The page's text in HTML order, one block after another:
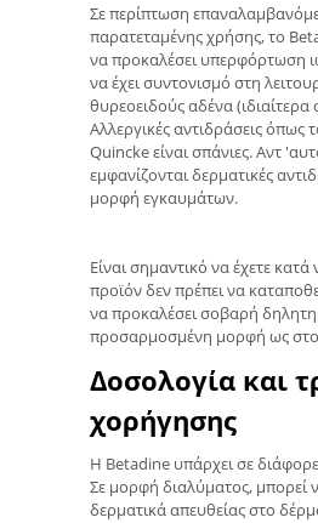
Σε περίπτωση
παρατεταμένης χρήσης, το
να προκαλέσει υπερφόρτωση
να έχει συντονισμό στη
θυρεοειδούς αδένα
Αλλεργικές αντιδράσεις όπως
Quincke είναι σπάνιες. Αντ
εμφανίζονται δερματικές
μορφή εγκαυμάτων.
Είναι σημαντικό να έχετε κατά
προϊόν δεν πρέπει να
να προκαλέσει σοβαρή
προσαρμοσμένη μορφή ως
Δοσολογία και
χορήγησης
Η Betadine υπάρχει σε
Σε μορφή διαλύματος, μπορεί
δερματικά απευθείας στο